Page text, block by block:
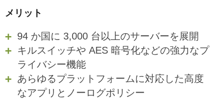
メリット
94 か国に 3,000 台以上のサーバーを展開
キルスイッチや AES 暗号化などの強力なプ
ライバシー機能
あらゆるプラットフォームに対応した高度
なアプリとノーログポリシー